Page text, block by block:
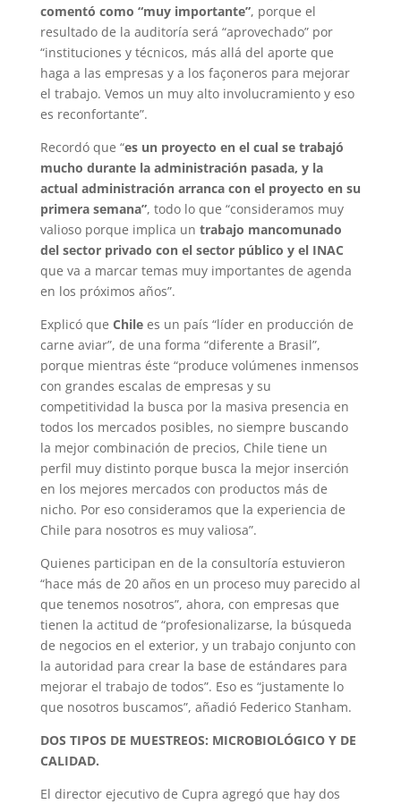
comentó como “muy importante”, porque el
resultado de la auditoría será “aprovechado” por
“instituciones y técnicos, más allá del aporte que
haga a las empresas y a los façoneros para mejorar
el trabajo. Vemos un muy alto involucramiento y eso
es reconfortante”.
Recordó que “es un proyecto en el cual se trabajó
mucho durante la administración pasada, y la
actual administración arranca con el proyecto en su
primera semana”, todo lo que “consideramos muy
valioso porque implica un trabajo mancomunado
del sector privado con el sector público y el INAC
que va a marcar temas muy importantes de agenda
en los próximos años”.
Explicó que Chilees un país “líder en producción de
carne aviar”, de una forma “diferente a Brasil”,
porque mientras éste “produce volúmenes inmensos
con grandes escalas de empresas y su
competitividad la busca por la masiva presencia en
todos los mercados posibles, no siempre buscando
la mejor combinación de precios, Chile tiene un
perfil muy distinto porque busca la mejor inserción
en los mejores mercados con productos más de
nicho. Por eso consideramos que la experiencia de
Chile para nosotros es muy valiosa”.
Quienes participan en de la consultoría estuvieron
“hace más de 20 años en un proceso muy parecido al
que tenemos nosotros”, ahora, con empresas que
tienen la actitud de “profesionalizarse, la búsqueda
de negocios en el exterior, y un trabajo conjunto con
la autoridad para crear la base de estándares para
mejorar el trabajo de todos”. Eso es “justamente lo
que nosotros buscamos”, añadió Federico Stanham.
DOS TIPOS DE MUESTREOS: MICROBIOLÓGICO Y DE
CALIDAD.
El director ejecutivo de Cupra agregó que hay dos